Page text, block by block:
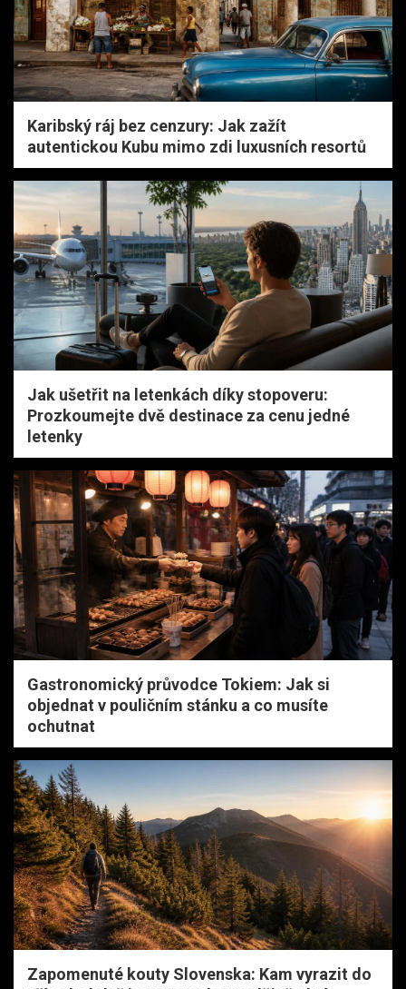
Karibský ráj bez cenzury: Jak zažít
autentickou Kubu mimo zdi luxusních resortů
Jak ušetřit na letenkách díky stopoveru:
Prozkoumejte dvě destinace za cenu jedné
letenky
Gastronomický průvodce Tokiem: Jak si
objednat v pouličním stánku a co musíte
ochutnat
Zapomenuté kouty Slovenska: Kam vyrazit do